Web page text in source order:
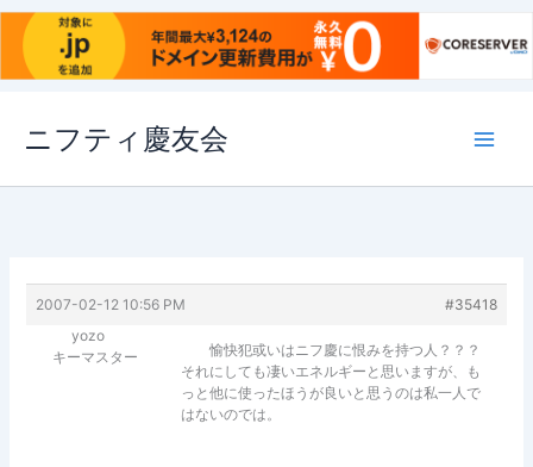
ス
ニフティ慶友会
2007-02-12 10:56 PM
#35418
yozo
キーマスター
愉快犯或いはニフ慶に恨みを持つ人？？？
それにしても凄いエネルギーと思いますが、も
っと他に使ったほうが良いと思うのは私一人で
はないのでは。